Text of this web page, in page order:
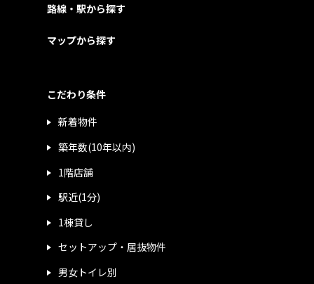
路線・駅から探す
マップから探す
こだわり条件
新着物件
築年数(10年以内)
1階店舗
駅近(1分)
1棟貸し
セットアップ・居抜物件
男女トイレ別